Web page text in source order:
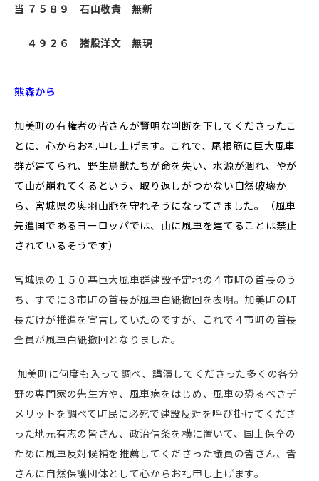
当 ７５８９ 石山敬貴 無新
４９２６ 猪股洋文 無現
熊森から
加美町の有権者の皆さんが賢明な判断を下してくださったこ
とに、心からお礼申し上げます。これで、尾根筋に巨大風車
群が建てられ、野生鳥獣たちが命を失い、水源が涸れ、やが
て山が崩れてくるという、取り返しがつかない自然破壊か
ら、宮城県の奥羽山脈を守れそうになってきました。（風車
先進国であるヨーロッパでは、山に風車を建てることは禁止
されているそうです）
宮城県の１５０基巨大風車群建設予定地の４市町の首長のう
ち、すでに３市町の首長が風車白紙撤回を表明。加美町の町
長だけが推進を宣言していたのですが、これで４市町の首長
全員が風車白紙撤回となりました。
加美町に何度も入って調べ、講演してくださった多くの各分
野の専門家の先生方や、風車病をはじめ、風車の恐るべきデ
メリットを調べて町民に必死で建設反対を呼び掛けてくださ
った地元有志の皆さん、政治信条を横に置いて、国土保全の
ために風車反対候補を推薦してくださった議員の皆さん、皆
さんに自然保護団体として心からお礼申し上げます。